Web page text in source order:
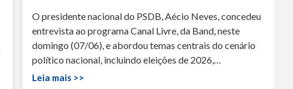
O presidente nacional do PSDB, Aécio Neves, concedeu
entrevista ao programa Canal Livre, da Band, neste
domingo (07/06), e abordou temas centrais do cenário
político nacional, incluindo eleições de 2026,…
Leia mais >>